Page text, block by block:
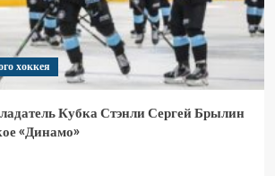
хоккея
Кубка Стэнли Сергей Брылин
«Динамо»